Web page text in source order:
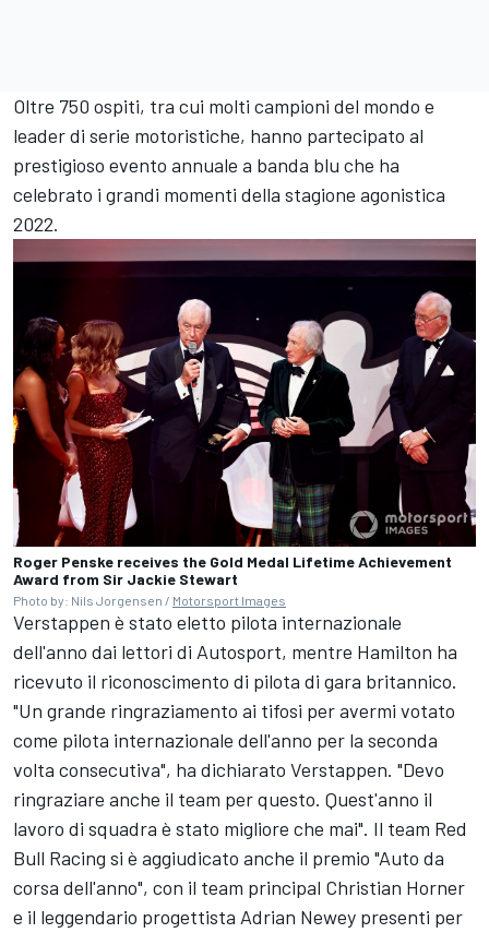
Oltre 750 ospiti, tra cui molti campioni del mondo e
leader di serie motoristiche, hanno partecipato al
prestigioso evento annuale a banda blu che ha
celebrato i grandi momenti della stagione agonistica
2022.
Roger Penske receives the Gold Medal Lifetime Achievement
Award from Sir Jackie Stewart
Photo by: Nils Jorgensen / Motorsport Images
Verstappen è stato eletto pilota internazionale
dell'anno dai lettori di Autosport, mentre Hamilton ha
ricevuto il riconoscimento di pilota di gara britannico.
"Un grande ringraziamento ai tifosi per avermi votato
come pilota internazionale dell'anno per la seconda
volta consecutiva", ha dichiarato Verstappen. "Devo
ringraziare anche il team per questo. Quest'anno il
lavoro di squadra è stato migliore che mai". Il team Red
Bull Racing si è aggiudicato anche il premio "Auto da
corsa dell'anno", con il team principal Christian Horner
e il leggendario progettista Adrian Newey presenti per